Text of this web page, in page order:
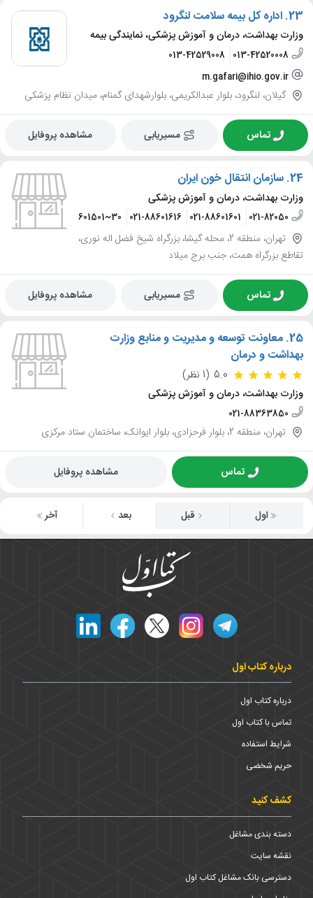
23. اداره کل بیمه سلامت لنگرود
وزارت بهداشت، درمان و آموزش پزشکی، نمایندگی بیمه
013-42520008
013-42529008
m.gafari@ihio.gov.ir
گیلان، لنگرود، بلوار عبدالکریمی، بلوارشهدای گمنام، میدان نظام پزشکی
تماس مسیریابی مشاهده پروفایل
24. سازمان انتقال خون ایران
وزارت بهداشت، درمان و آموزش پزشکی
021-82050
021-88601601
021-88601616
021-88601501~30
تهران، منطقه 2، محله گیشا، بزرگراه شیخ فضل اله نوری،
تقاطع بزرگراه همت، جنب برج میلاد
تماس مسیریابی مشاهده پروفایل
25. معاونت توسعه و مدیریت و منابع وزارت
بهداشت و درمان
5.0 (1 نظر)
وزارت بهداشت، درمان و آموزش پزشکی
021-88363850
تهران، منطقه 2، بلوار فرحزادی، بلوار ایوانک، ساختمان ستاد مرکزی
تماس مشاهده پروفایل
اول قبل بعد آخر
درباره کتاب اول
درباره کتاب اول
تماس با کتاب اول
شرایط استفاده
حریم شخضی
کشف کنید
دسته بندی مشاغل
نقشه سایت
دسترسی بانک مشاغل کتاب اول